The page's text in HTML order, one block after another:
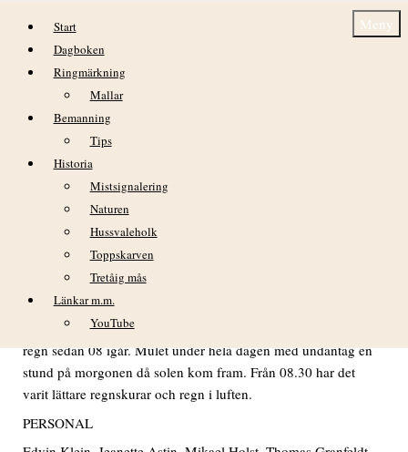
Hoppa till innehåll Meny
Start
Dagboken
Ringmärkning
Mallar
Bemanning
Tips
Historia
Mistsignalering
Naturen
Hussvaleholk
Toppskarven
Tretåig mås
Länkar m.m.
YouTube
Dagbok Nidingens Fågelstation onsdag 5
november 2025
VÄDER
Blåst från S under hela dagen, vind mellan 6,8 – 10,2 m/s i
medelvind och uppemot 12,8 m/s i byvind.
När regnmätaren tömdes klockan 08 hade det kommit 0,5mm
regn sedan 08 igår. Mulet under hela dagen med undantag en
stund på morgonen då solen kom fram. Från 08.30 har det
varit lättare regnskurar och regn i luften.
PERSONAL